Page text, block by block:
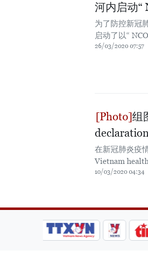
河内启动“
为了防控新冠
启动了以“
26/03/2020 07:57
组
在新冠肺炎疫
Vietnam
10/03/2020 04:34